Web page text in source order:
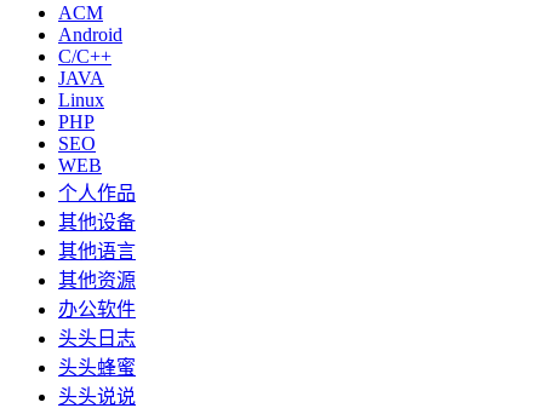
ACM
Android
C/C++
JAVA
Linux
PHP
SEO
WEB
个人作品
其他设备
其他语言
其他资源
办公软件
头头日志
头头蜂蜜
头头说说